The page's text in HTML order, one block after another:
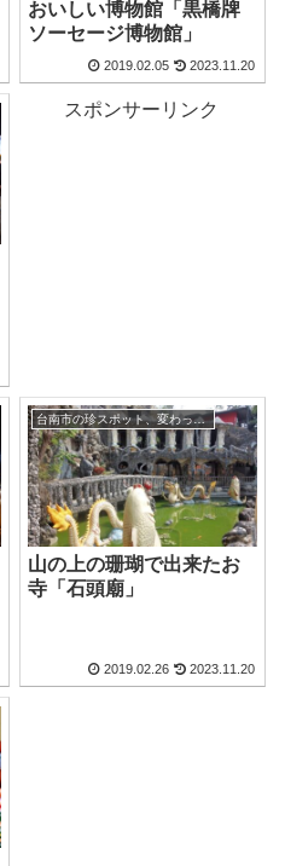
おいしい博物館「黒橋牌
ソーセージ博物館」
2019.02.05 2023.11.20
スポンサーリンク
台南市の珍スポット、変わった観光地
山の上の珊瑚で出来たお
寺「石頭廟」
2019.02.26 2023.11.20